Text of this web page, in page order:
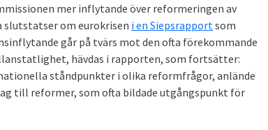
den ekonomiska övervakningen av både
för bankerna.
och mekanismer som EFSF (European Financial
mer inflytande över reformeringen av
slutstatser om eurokrisen i en Siepsrapport som
går på tvärs mot den ofta förekommande
hävdas i rapporten, som fortsätter:
ståndpunkter i olika reformfrågor, anlände
till reformer, som ofta bildade utgångspunkt för